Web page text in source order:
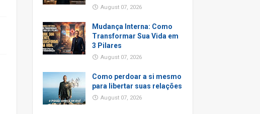
August 07, 2026
Mudança Interna: Como
Transformar Sua Vida em
3 Pilares
August 07, 2026
Como perdoar a si mesmo
para libertar suas relações
August 07, 2026